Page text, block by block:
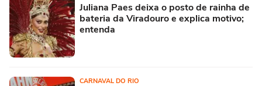
Juliana Paes deixa o posto de rainha de
bateria da Viradouro e explica motivo;
entenda
CARNAVAL DO RIO